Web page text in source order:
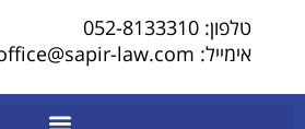
טלפון: 052-8133310
אימייל: office@sapir-law.com